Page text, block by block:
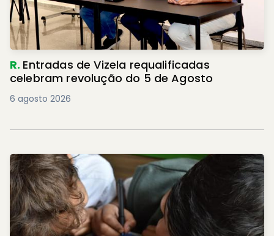
R. Entradas de Vizela requalificadas
celebram revolução do 5 de Agosto
6 agosto 2026